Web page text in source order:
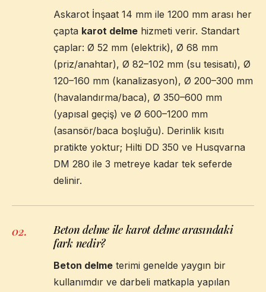
Askarot İnşaat 14 mm ile 1200 mm arası her
çapta karot delme hizmeti verir. Standart
çaplar: Ø 52 mm (elektrik), Ø 68 mm
(priz/anahtar), Ø 82–102 mm (su tesisatı), Ø
120–160 mm (kanalizasyon), Ø 200–300 mm
(havalandırma/baca), Ø 350–600 mm
(yapısal geçiş) ve Ø 600–1200 mm
(asansör/baca boşluğu). Derinlik kısıtı
pratikte yoktur; Hilti DD 350 ve Husqvarna
DM 280 ile 3 metreye kadar tek seferde
delinir.
02.
Beton delme ile karot delme arasındaki
fark nedir?
Beton delme terimi genelde yaygın bir
kullanımdır ve darbeli matkapla yapılan